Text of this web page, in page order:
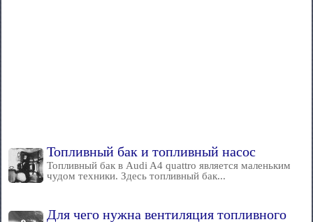
Топливный бак и топливный насос
Топливный бак в Audi A4 quattro является маленьким
чудом техники. Здесь топливный бак...
Для чего нужна вентиляция топливного